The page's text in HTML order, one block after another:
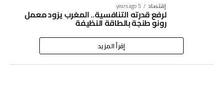
إقتصاد 5 years ago
لرفع قدرته التنافسية.. المغرب يزود معمل
رونو طنجة بالطاقة النظيفة
إقرأ المزيد